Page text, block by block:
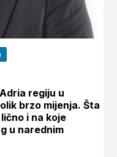
regiju u
brzo mijenja. Šta
i na koje
u narednim